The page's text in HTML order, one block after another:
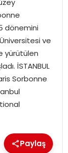
dönemini
ve
yürütülen
İSTANBUL
Sorbonne
Paylaş